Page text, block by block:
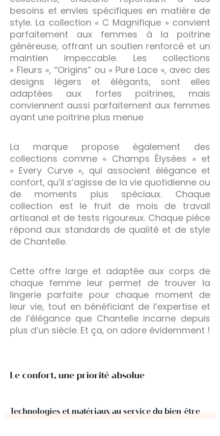
besoins et envies spécifiques en matière de
style. La collection « C Magnifique » convient
parfaitement aux femmes à la poitrine
généreuse, offrant un soutien renforcé et un
maintien impeccable. Les collections
« Fleurs », “Origins” ou « Pure Lace », avec des
designs légers et élégants, sont elles
adaptées aux fortes poitrines, mais
conviennent aussi parfaitement aux femmes
ayant une poitrine plus menue
La marque propose également des
collections comme « Champs Élysées » et
« Every Curve », qui associent élégance et
confort, qu’il s’agisse de la vie quotidienne ou
de moments plus spéciaux. Chaque
collection est le fruit de mois de travail
artisanal et de tests rigoureux. Chaque pièce
répond aux standards de qualité et de style
de Chantelle.
Cette offre large et adaptée aux corps de
chaque femme leur permet de trouver la
lingerie parfaite pour chaque moment de
leur vie, tout en bénéficiant de l’expertise et
de l’élégance que Chantelle incarne depuis
plus d’un siècle. Et ça, on adore évidemment !
Le confort, une priorité absolue
Technologies et matériaux au service du bien-être